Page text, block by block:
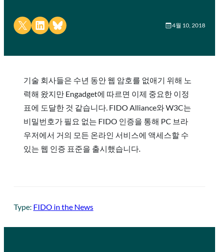
Share on X Share on LinkedIn
Share on Bluesky 4월 10, 2018
기술 회사들은 수년 동안 웹 암호를 없애기 위해 노
력해 왔지만 Engadget에 따르면 이제 중요한 이정
표에 도달한 것 같습니다. FIDO Alliance와 W3C는
비밀번호가 필요 없는 FIDO 인증을 통해 PC 브라
우저에서 거의 모든 온라인 서비스에 액세스할 수
있는 웹 인증 표준을 출시했습니다.
Type: FIDO in the News